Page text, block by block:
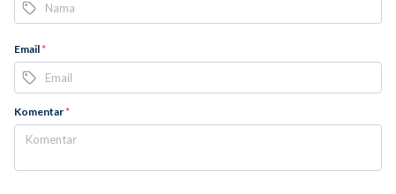
Email*
Komentar*